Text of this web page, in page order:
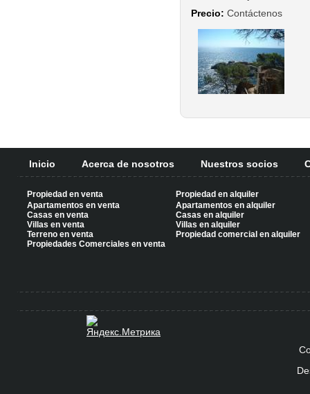
Precio: Contáctenos
Inicio Acerca de nosotros Nuestros socios
Propiedad en venta
Apartamentos en venta
Casas en venta
Villas en venta
Terreno en venta
Propiedades Comerciales en venta
Propiedad en alquiler
Apartamentos en alquiler
Casas en alquiler
Villas en alquiler
Propiedad comercial en alquiler